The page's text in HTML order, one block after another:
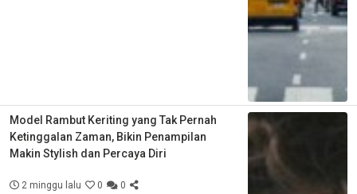
Model Rambut Keriting yang Tak Pernah
Ketinggalan Zaman, Bikin Penampilan
Makin Stylish dan Percaya Diri
2 minggu lalu 0 0